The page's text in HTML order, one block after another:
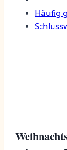
Häufig